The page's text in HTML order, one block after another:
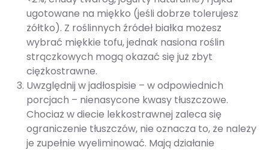
ugotowane na miękko (jeśli dobrze tolerujesz
żółtko). Z roślinnych źródeł białka możesz
wybrać miękkie tofu, jednak nasiona roślin
strączkowych mogą okazać się już zbyt
ciężkostrawne.
Uwzględnij w jadłospisie – w odpowiednich
porcjach – nienasycone kwasy tłuszczowe.
Chociaż w diecie lekkostrawnej zaleca się
ograniczenie tłuszczów, nie oznacza to, że należy
je zupełnie wyeliminować. Mają działanie